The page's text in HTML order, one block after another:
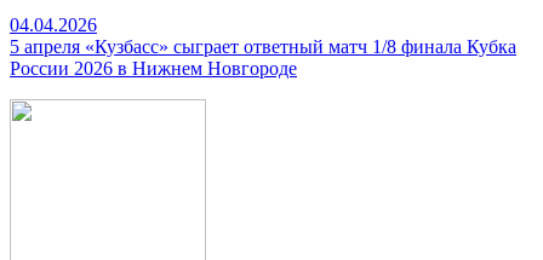
04.04.2026
5 апреля «Кузбасс» сыграет ответный матч 1/8 финала Кубка
России 2026 в Нижнем Новгороде